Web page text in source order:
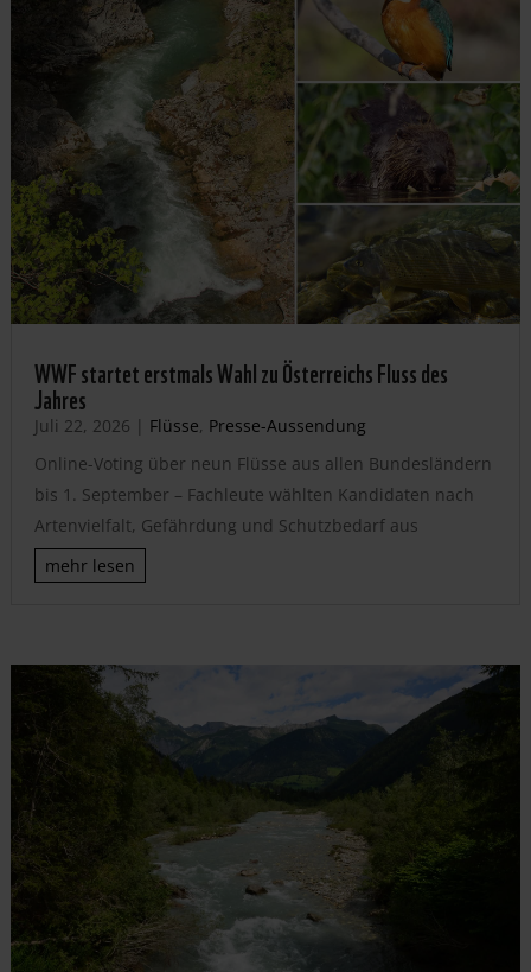
WWF startet erstmals Wahl zu Österreichs Fluss des
Jahres
Juli 22, 2026 | Flüsse, Presse-Aussendung
Online-Voting über neun Flüsse aus allen Bundesländern
bis 1. September – Fachleute wählten Kandidaten nach
Artenvielfalt, Gefährdung und Schutzbedarf aus
mehr lesen